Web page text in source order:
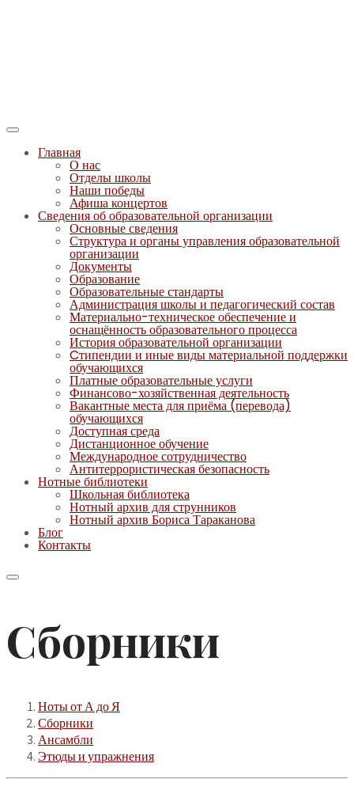
Главная
О нас
Отделы школы
Наши победы
Афиша концертов
Сведения об образовательной организации
Основные сведения
Структура и органы управления образовательной
организации
Документы
Образование
Образовательные стандарты
Администрация школы и педагогический состав
Материально-техническое обеспечение и
оснащённость образовательного процесса
История образовательной организации
Cтипендии и иные виды материальной поддержки
обучающихся
Платные образовательные услуги
Финансово-хозяйственная деятельность
Вакантные места для приёма (перевода)
обучающихся
Доступная среда
Дистанционное обучение
Международное сотрудничество
Антитеррористическая безопасность
Нотные библиотеки
Школьная библиотека
Нотный архив для струнников
Нотный архив Бориса Тараканова
Блог
Контакты
Сборники
Ноты от А до Я
Сборники
Ансамбли
Этюды и упражнения